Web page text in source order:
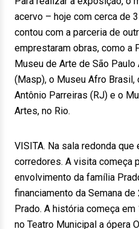
acervo – hoje com cerca de
contou com a parceria de
emprestaram obras, como a
Museu de Arte de São
(Masp), o Museu Afro Brasil,
Antônio Parreiras (RJ) e o
Artes, no Rio.
VISITA. Na sala redonda
corredores. A visita começa
envolvimento da família
financiamento da Semana
Prado. A história começa
no Teatro Municipal a ópera